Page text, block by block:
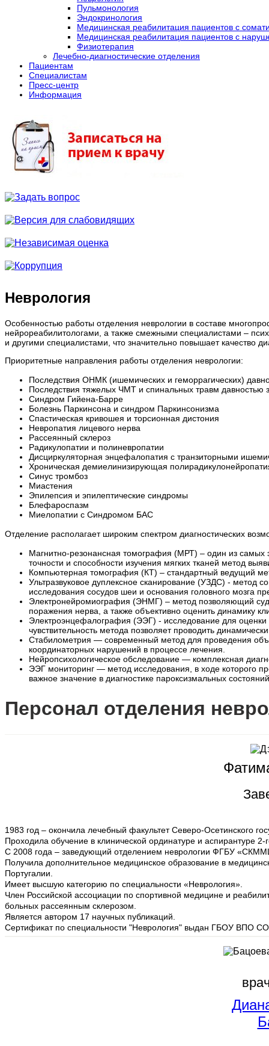
Пульмонология
Эндокринология
Медицинская реабилитация пациентов с
Медицинская реабилитация пациентов с
Физиотерапия
Лечебно-диагностические отделения
Пациентам
Специалистам
Пресс-центр
Информация
Неврология
Особенностью работы отделения неврологии в составе
нейрореабилитологами, а также смежными специалистами –
и другими специалистами, что значительно повышает качество
Приоритетные направления работы отделения неврологии:
Последствия ОНМК (ишемических и геморрагических)
Последствия тяжелых ЧМТ и спинальных травм давностью
Синдром Гийена-Барре
Болезнь Паркинсона и синдром Паркинсонизма
Спастическая кривошея и торсионная дистония
Невропатия лицевого нерва
Рассеянный склероз
Радикулопатии и полиневропатии
Дисциркуляторная энцефалопатия с транзиторными
Хроническая демиелинизирующая
Синус тромбоз
Миастения
Эпилепсия и эпилептические синдромы
Блефароспазм
Миелопатии с Синдромом БАС
Отделение располагает широким спектром диагностических
Магнитно-резонансная томография (МРТ) – один из самых
точности и способности изучения мягких тканей метод
Компьютерная томография (КТ) – стандартный ведущий
Ультразвуковое дуплексное сканирование (УЗДС) - метод
исследования сосудов шеи и основания головного мозга
Электронейромиография (ЭНМГ) – метод позволяющий
поражения нерва, а также объективно оценить динамику
Электроэнцефалография (ЭЭГ) - исследование для оценки
чувствительность метода позволяет проводить
Стабилометрия — современный метод для проведения
координаторных нарушений в процессе лечения.
Нейропсихологическое обследование — комплексная
ЭЭГ мониторинг — метод исследования, в ходе которого
важное значение в диагностике пароксизмальных
Персонал отделения
1983 год – окончила лечебный факультет Северо-Осетинского
Проходила обучение в клинической ординатуре и аспирантуре 2-
С 2008 года – заведующий отделением неврологии ФГБУ
Получила дополнительное медицинское образование в
Португалии.
Имеет высшую категорию по специальности «Неврология».
Член Российской ассоциации по спортивной медицине и
больных рассеянным склерозом.
Является автором 17 научных публикаций.
Сертификат по специальности "Неврология" выдан ГБОУ ВПО